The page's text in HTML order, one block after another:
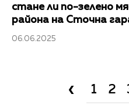
стане ли по-зелено
района на Сточна
06.06.2025
‹ 1 2